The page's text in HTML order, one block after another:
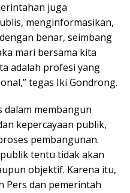
juga
menginformasikan,
benar, seimbang
mari bersama kita
adalah profesi yang
tegas Iki Gondrong.
membangun
kepercayaan publik,
pembangunan.
tentu tidak akan
objektif. Karena itu,
Pers dan pemerintah